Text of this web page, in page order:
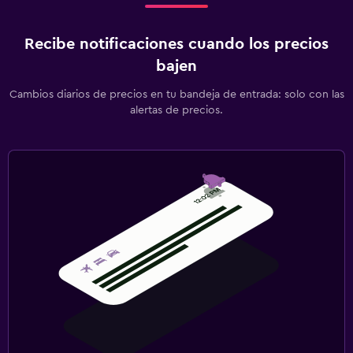
Recibe notificaciones cuando los precios
bajen
Cambios diarios de precios en tu bandeja de entrada: solo con las
alertas de precios.